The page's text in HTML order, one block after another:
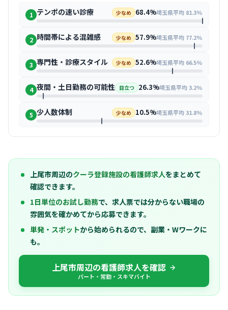
1 テンポの速い診療 少なめ 68.4%埼玉県平均 81.3%
2 時間帯による混雑感 少なめ 57.9%埼玉県平均 77.2%
3 専門性・診療スタイル 少なめ 52.6%埼玉県平均 66.5%
4 夜間・土日勤務の可能性 目立つ 26.3%埼玉県平均 3.2%
5 少人数体制 少なめ 10.5%埼玉県平均 31.8%
上尾市周辺のクーラ登録施設の看護師求人をまとめて
確認できます。
1日単位のお試し勤務で、求人票では分からない職場の
雰囲気を確かめてから応募できます。
単発・スポットから始められるので、副業・Wワークに
も。
上尾市周辺の看護師求人を確認
パート・常勤・スキマバイト